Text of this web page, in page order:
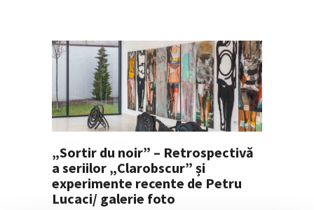
„Sortir du noir” – Retrospectivă
a seriilor „Clarobscur” și
experimente recente de Petru
Lucaci/ galerie foto